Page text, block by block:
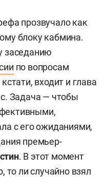
прозвучало как
блоку кабмина.
заседанию
по вопросам
входит и глава
Задача — чтобы
с его ожиданиями,
премьер-
. В этот момент
то ли случайно взял